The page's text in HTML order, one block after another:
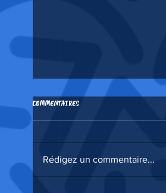
Encore une saison de ouf 🥳
Commentaires
Rédigez un commentaire...